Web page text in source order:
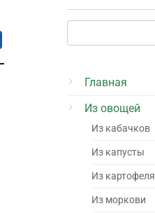
Главная
Из овощей
Из кабачков
Из капусты
Из картофеля
Из моркови